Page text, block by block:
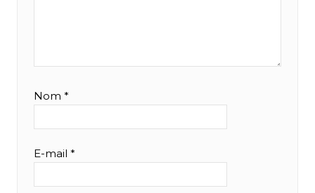
Nom *
E-mail *